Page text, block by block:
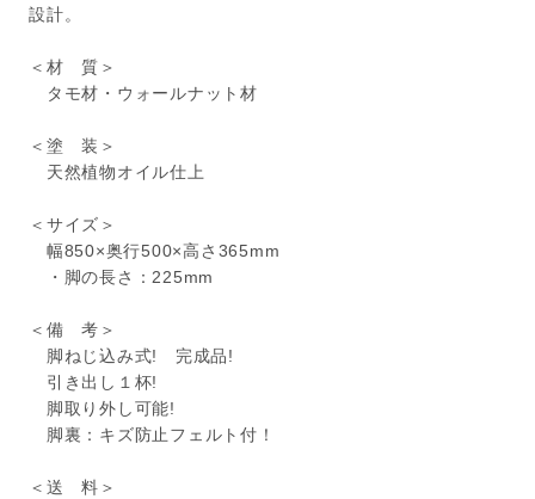
設計。
＜材 質＞
タモ材・ウォールナット材
＜塗 装＞
天然植物オイル仕上
＜サイズ＞
幅850×奥行500×高さ365mm
・脚の長さ：225mm
＜備 考＞
脚ねじ込み式! 完成品!
引き出し１杯!
脚取り外し可能!
脚裏：キズ防止フェルト付！
＜送 料＞